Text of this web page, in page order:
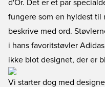
d'Or. Det er et par
fungere som en hyldest til
beskrive med ord.
i hans favoritstøvler
ikke blot designet, der er
Vi starter dog med